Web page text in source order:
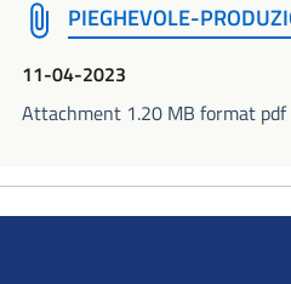
PIEGHEVOLE-
11-04-2023
Attachment 1.20 MB format pdf